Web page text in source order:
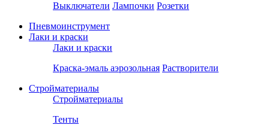
Выключатели Лампочки Розетки
Пневмоинструмент
Лаки и краски
Лаки и краски
Краска-эмаль аэрозольная Растворители
Стройматериалы
Стройматериалы
Тенты